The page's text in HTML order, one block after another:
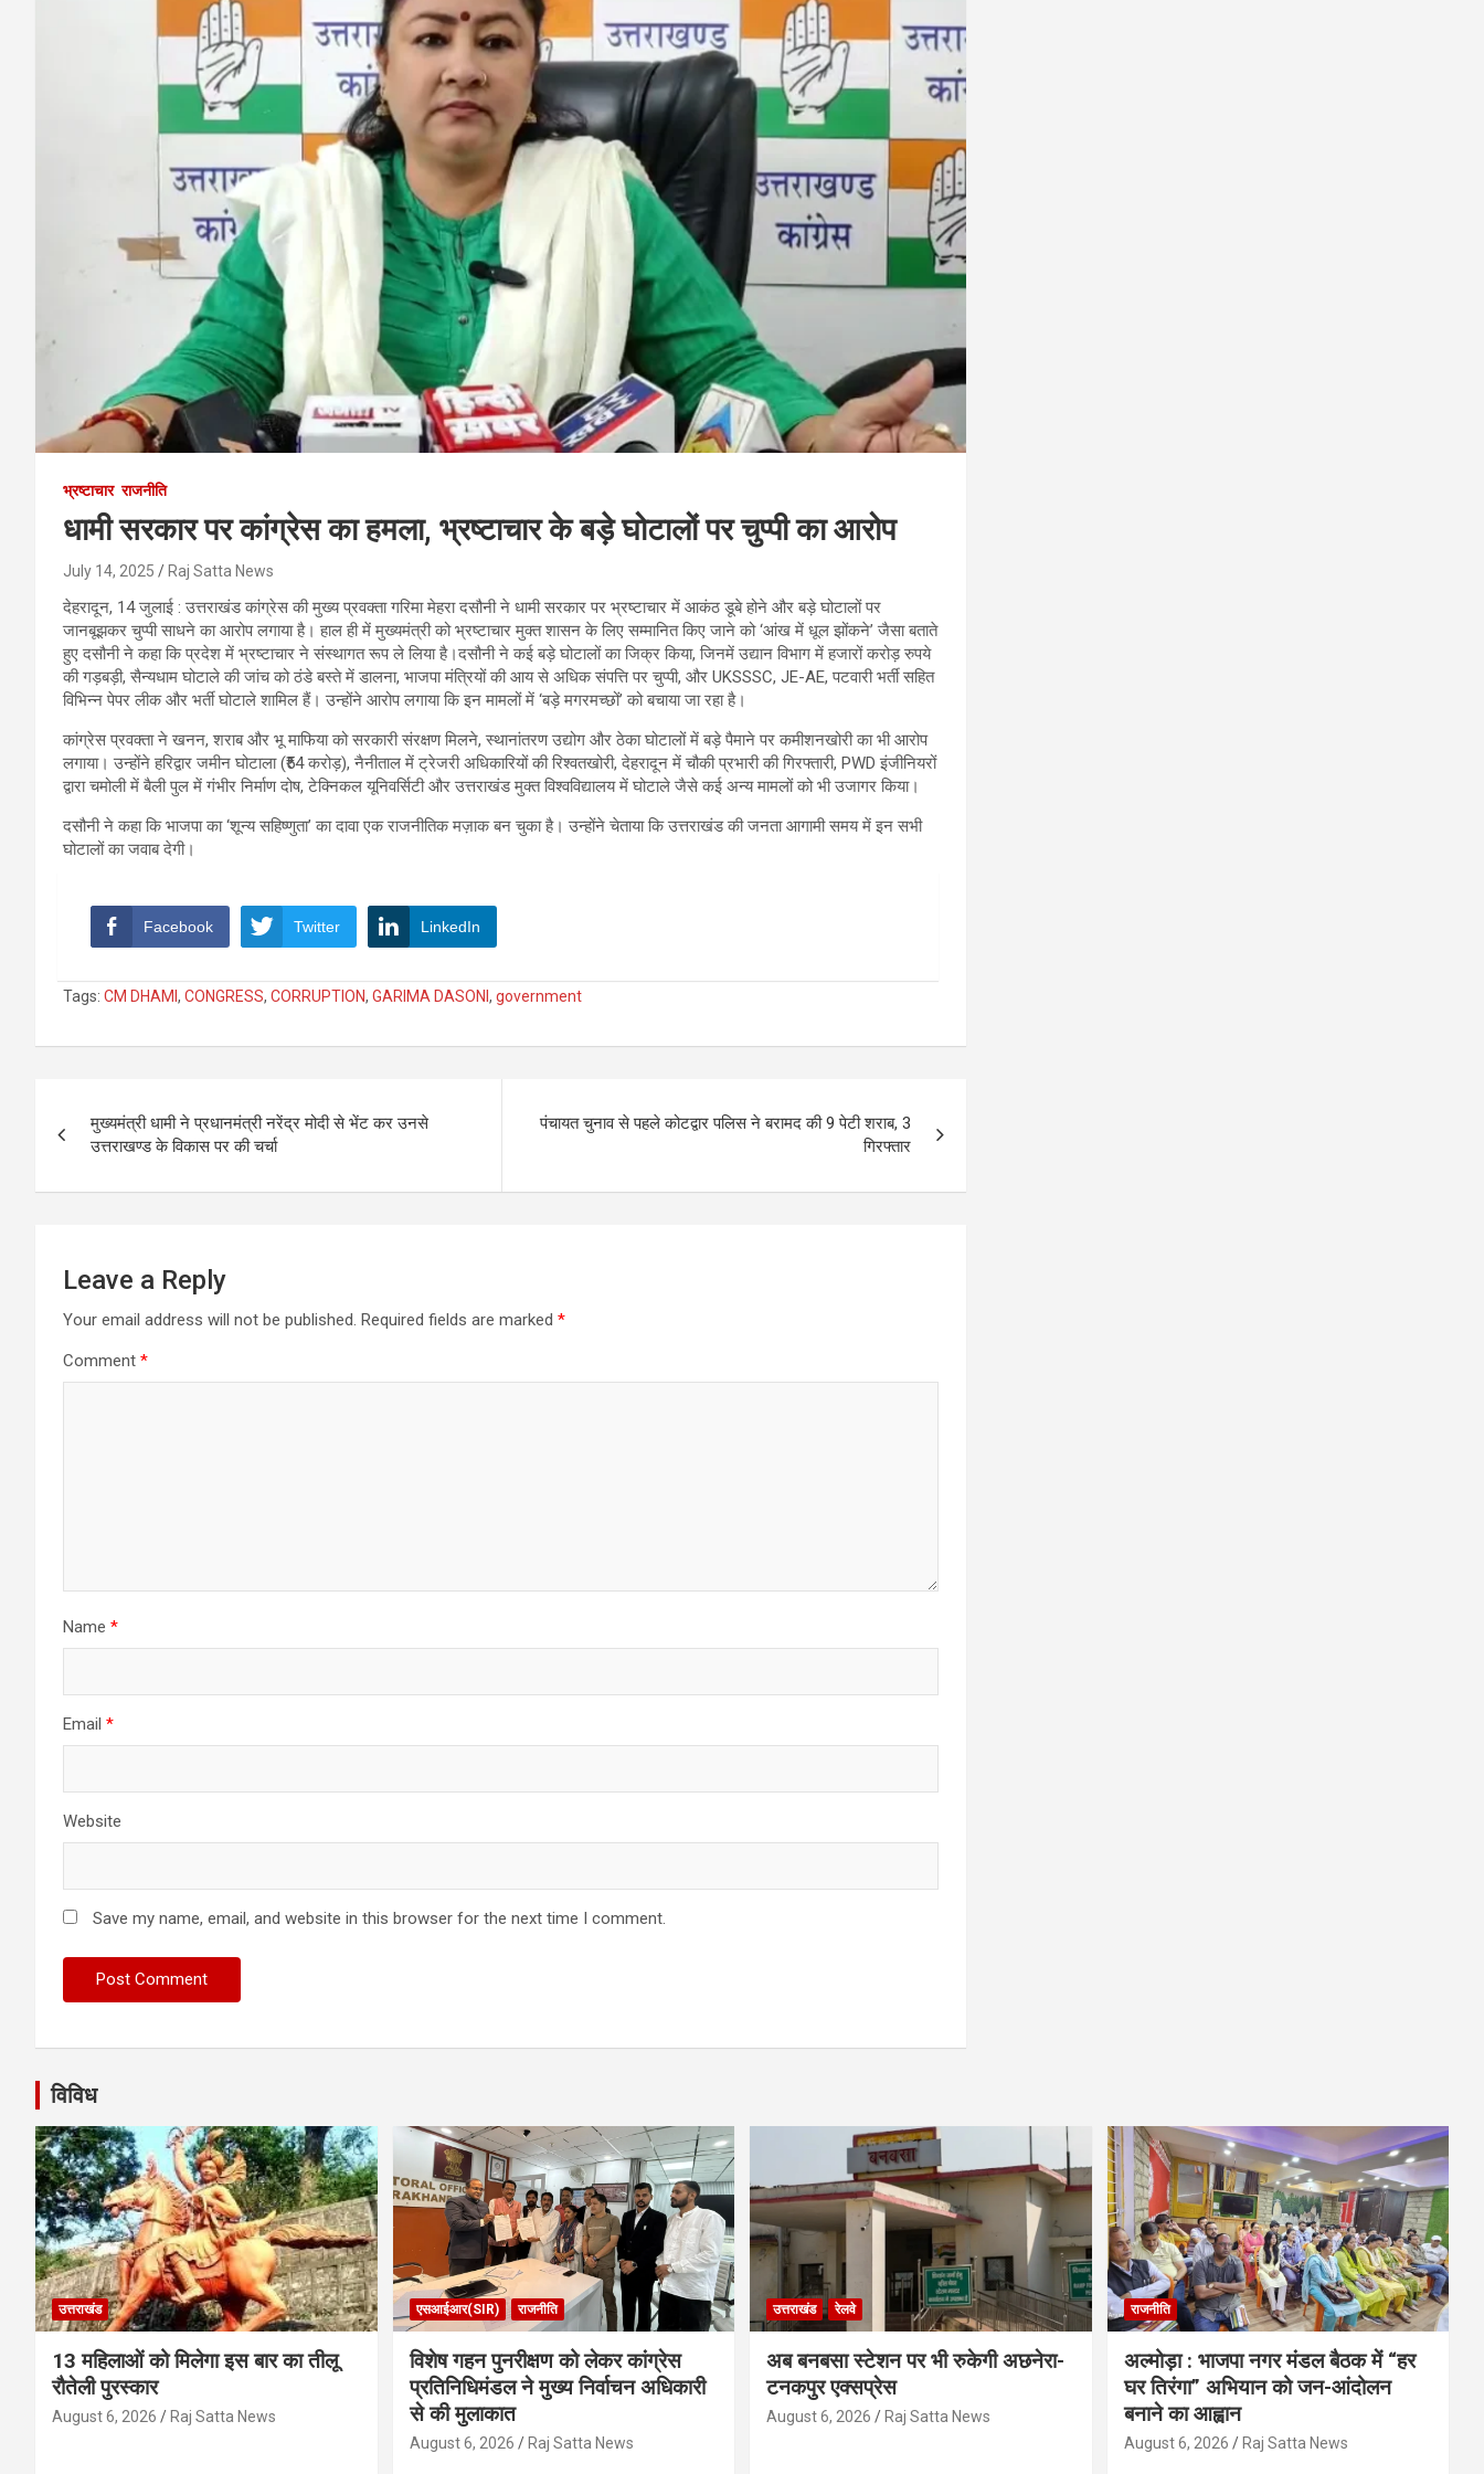
भ्रष्टाचार राजनीति
धामी सरकार पर कांग्रेस का हमला, भ्रष्टाचार के बड़े घोटालों पर चुप्पी का आरोप
July 14, 2025 Raj Satta News
देहरादून, 14 जुलाई : उत्तराखंड कांग्रेस की मुख्य प्रवक्ता गरिमा मेहरा दसौनी ने धामी सरकार पर भ्रष्टाचार में आकंठ डूबे होने और बड़े घोटालों पर
जानबूझकर चुप्पी साधने का आरोप लगाया है। हाल ही में मुख्यमंत्री को भ्रष्टाचार मुक्त शासन के लिए सम्मानित किए जाने को ‘आंख में धूल झोंकने’ जैसा बताते
हुए दसौनी ने कहा कि प्रदेश में भ्रष्टाचार ने संस्थागत रूप ले लिया है।दसौनी ने कई बड़े घोटालों का जिक्र किया, जिनमें उद्यान विभाग में हजारों करोड़ रुपये
की गड़बड़ी, सैन्यधाम घोटाले की जांच को ठंडे बस्ते में डालना, भाजपा मंत्रियों की आय से अधिक संपत्ति पर चुप्पी, और UKSSSC, JE-AE, पटवारी भर्ती सहित
विभिन्न पेपर लीक और भर्ती घोटाले शामिल हैं। उन्होंने आरोप लगाया कि इन मामलों में ‘बड़े मगरमच्छों’ को बचाया जा रहा है।
कांग्रेस प्रवक्ता ने खनन, शराब और भू माफिया को सरकारी संरक्षण मिलने, स्थानांतरण उद्योग और ठेका घोटालों में बड़े पैमाने पर कमीशनखोरी का भी आरोप
लगाया। उन्होंने हरिद्वार जमीन घोटाला (₹54 करोड़), नैनीताल में ट्रेजरी अधिकारियों की रिश्वतखोरी, देहरादून में चौकी प्रभारी की गिरफ्तारी, PWD इंजीनियरों
द्वारा चमोली में बैली पुल में गंभीर निर्माण दोष, टेक्निकल यूनिवर्सिटी और उत्तराखंड मुक्त विश्वविद्यालय में घोटाले जैसे कई अन्य मामलों को भी उजागर किया।
दसौनी ने कहा कि भाजपा का ‘शून्य सहिष्णुता’ का दावा एक राजनीतिक मज़ाक बन चुका है। उन्होंने चेताया कि उत्तराखंड की जनता आगामी समय में इन सभी
घोटालों का जवाब देगी।
Facebook Twitter LinkedIn
Tags: CM DHAMI , CONGRESS, CORRUPTION, GARIMA DASONI , government
navigation
मुख्यमंत्री धामी ने प्रधानमंत्री नरेंद्र मोदी से भेंट कर उनसे
उत्तराखण्ड के विकास पर की चर्चा
पंचायत चुनाव से पहले कोटद्वार पलिस ने बरामद की 9 पेटी शराब, 3
गिरफ्तार
Leave a Reply
Your email address will not be published. Required fields are marked *
Comment *
Name *
Email *
Website
Save my name, email, and website in this browser for the next time I comment.
विविध
उत्तराखंड
13 महिलाओं को मिलेगा इस बार का तीलू
रौतेली पुरस्कार
August 6, 2026 Raj Satta News
एसआईआर(SIR) राजनीति
विशेष गहन पुनरीक्षण को लेकर कांग्रेस
प्रतिनिधिमंडल ने मुख्य निर्वाचन अधिकारी
से की मुलाकात
August 6, 2026 Raj Satta News
उत्तराखंड रेलवे
अब बनबसा स्टेशन पर भी रुकेगी अछनेरा-
टनकपुर एक्सप्रेस
August 6, 2026 Raj Satta News
राजनीति
अल्मोड़ा : भाजपा नगर मंडल बैठक में “हर
घर तिरंगा” अभियान को जन-आंदोलन
बनाने का आह्वान
August 6, 2026 Raj Satta News